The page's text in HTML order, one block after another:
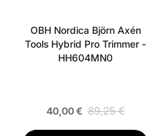
OBH Nordica Björn Axén
Tools Hybrid Pro Trimmer -
HH604MN0
40,00 € 89,25 €